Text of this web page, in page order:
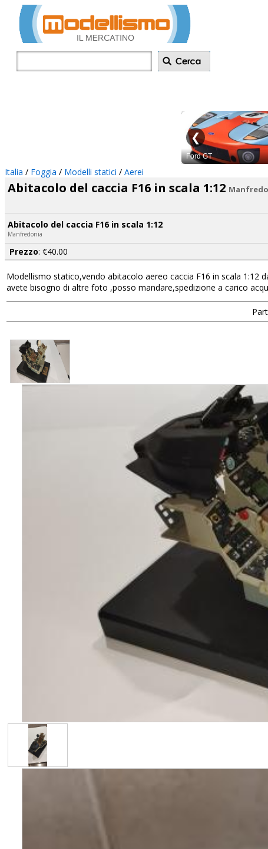
Italia / Foggia / Modelli statici / Aerei
Abitacolo del caccia F16 in scala 1:12
Abitacolo del caccia F16 in scala 1:12
Manfredonia
Prezzo: €40.00
Modellismo statico,vendo abitacolo aereo caccia F16 in scala 1:12
avete bisogno di altre foto ,posso mandare,spedizione a carico